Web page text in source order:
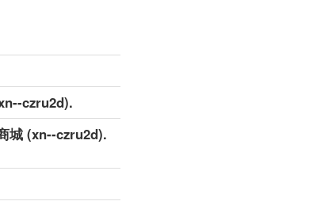
.商城 (xn--czru2d) مجموعه داده‌های تفصیلی (کامل)